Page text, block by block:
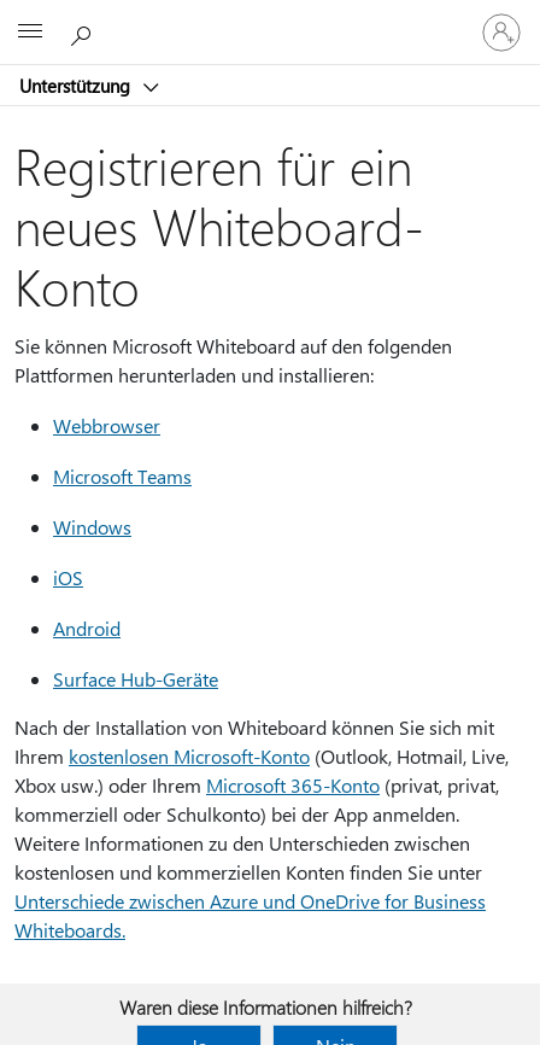
Unterstützung
Bei
Ihrem
Konto
Registrieren für ein
neues Whiteboard-
Konto
Sie können Microsoft Whiteboard auf den folgenden
Plattformen herunterladen und installieren:
Webbrowser
Microsoft Teams
Windows
iOS
Android
Surface Hub-Geräte
Nach der Installation von Whiteboard können Sie sich mit
Ihrem kostenlosen Microsoft-Konto (Outlook, Hotmail, Live,
Xbox usw.) oder Ihrem Microsoft 365-Konto (privat, privat,
kommerziell oder Schulkonto) bei der App anmelden.
Weitere Informationen zu den Unterschieden zwischen
kostenlosen und kommerziellen Konten finden Sie unter
Unterschiede zwischen Azure und OneDrive for Business
Whiteboards.
Waren diese Informationen hilfreich?